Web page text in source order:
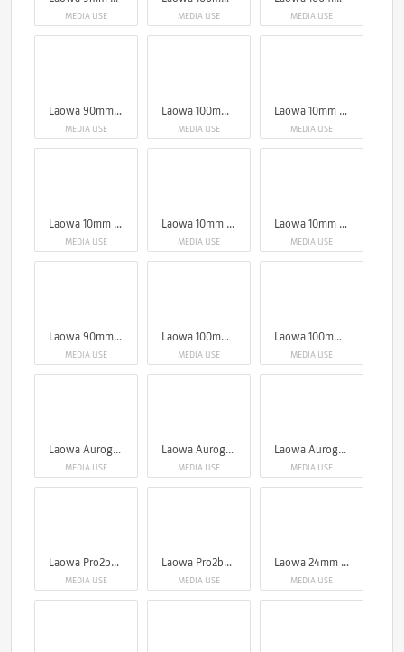
MEDIA USE MEDIA USE MEDIA USE
Laowa 90mm f/2.8 2X Ultra Macro APO
MEDIA USE
Laowa 100mm f/2.8 2x Ultra Macro APO Lens (Auto Aperture)
MEDIA USE
Laowa 10mm f/2.8 Zero-D FF (Auto Focus)
MEDIA USE
Laowa 10mm f/2.8 Zero-D FF (Auto Focus)
MEDIA USE
Laowa 10mm f/2.8 Zero-D FF (Auto Focus)
MEDIA USE
Laowa 10mm f/2.8 Zero-D FF (Auto Focus)
MEDIA USE
Laowa 90mm f/2.8 2X Ultra Macro APO
MEDIA USE
Laowa 100mm f/2.8 2x Ultra Macro APO Lens (Auto Aperture)
MEDIA USE
Laowa 100mm f/2.8 2x Ultra Macro APO Lens (Auto Aperture)
MEDIA USE
Laowa Aurogon FF 10-50x NA0.5 supermicro APO
MEDIA USE
Laowa Aurogon FF 10-50x NA0.5 supermicro APO
MEDIA USE
Laowa Aurogon FF 10-50x NA0.5 supermicro APO
MEDIA USE
Laowa Pro2be 24mm T8 2X Probe Lens (Direct, 35° & Periscope Module)
MEDIA USE
Laowa Pro2be 24mm T8 2X Probe Lens (Direct, 35° & Periscope Module)
MEDIA USE
Laowa 24mm f/14 Probe Lens
MEDIA USE